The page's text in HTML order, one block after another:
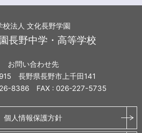
校法人 文化長野学園
長野中学・高等学校
お問い合わせ先
長野県長野市上千田141
8386 FAX : 026-227-5735
個人情報保護方針